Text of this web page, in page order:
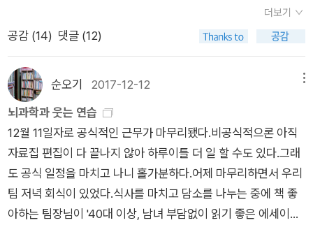
했지만 자알, 심지어 재미나게도 읽혔다. 여러 시에 저자 자신이
나 편역자의 주석이 곁들여져 있어 시를 받아들이기에 편했다. 저
자도 편역자도 절제되어 있고 담담하다. 독자의 이해를 돕는다.
인간의 가장 밑바닥을 경험한 자(레비)의 고백과 그 비슷한 지점
에 닿아본 자(이산하)의 감정 이입이 아름답다. 체 게바라 서거 4
0주년 추모시집 『체 게바라 시집』 은 언제나 민중의 편에 서고자
했던 결연했지만 번민했던 불완전한 인간으로서의 게바라를 볼
수 있는 시집이었다. ​ 3. 안도현 시집 『간절하게 참 철없이』. 『북
항』 『고백』 『아무것도 아닌 것에 대하여』​올해 이산하와 어깨를
견줄 만한 시집이 안도현 시집이었다. 호랑이도 곰도 아니면서 백
일 뒤에 만나요~~~ 라고 짧은 인사를 날리고 사라져버린 syo님
더욱 짙어지는 계절. 빛과 그림자의 어울림이 도드라지는 계절.
빛과 그림자가 바닥을 쳐서 사랑의 무늬를 그려낸다.
토의 나라 소비에트에서 단단한 이야기 거리들을 자그마한 작품
속에 밀도 있게 배치해 길었던 판매금지의 시절을 끝내고 이제 온
인도인을 루슈디 특유의 공갈 협박을 섞어 장황한 거짓말로 만든
진정한 픽션. 서양 역사상 유럽인 가운데 배를 타고 가서 인도를
처음으로 발견한 인간이 바스코 다 가마. 이이가 인도에서 8년 동
안 뿌려놓은 후손이, 안달루시아 마지막 무어 족 왕과 유대인 왕
비 사이의 인도 이주 후손과 연을 맺어, 네 손이 붙은 2배속 아들
무어를 낳았으니, 어찌 살만 루슈디 특유의 거대한 구라 한 판이
없을 수 있겠는가. 2배속이라 하면 다른 사람들보다 딱 두 배 빨
리 인생을 산다는 뜻. 무어를 만들어놓기 전까지 세계사 속에서
속극 켜놓고 간간이 얘기하다 자는 게 전부라고들 했다 자식새끼
들 후다닥 왔다 후다닥 가는 명절 뒤 밤에도 이 별스런 품앗이는
소쩍새 울음처럼 이어지곤 하는데, 구복리댁은 울 큰어매고 청동
댁은 내 친구수열이 어매고한천댁은 울어매다 박성우 시인은 내
게 <아홉 살 마음사전>을 비롯 ‘아홉 살 사전‘ 시리즈로 먼저 알
게 된 작가이다. 초등학교 2학년부터 국어 교과서에는 마음 알기
단원이 등장하는데, 학년이 올라갈수록 상황과 감정의 폭이 넓어
진다. ‘아홉 살 사전‘은 그런 이유로 기획된 시리즈 같다. 내 경우
에는 어휘 습득이 더없이 더딘 아들 때문에 이 시리즈를 몇 권 구
매했다. 나는 출판사의 상술이 대놓고 보이는 책이라 그다지 좋아
하지 않는데, 다행히 아들은 5학년인 지금도 이 사전 시리즈를 이
더보기
공감 (14) 댓글 (12)
순오기 2017-12-12
뇌과학과 웃는 연습
12월 11일자로 공식적인 근무가 마무리됐다.비공식적으론 아직
자료집 편집이 다 끝나지 않아 하루이틀 더 일 할 수도 있다.그래
도 공식 일정을 마치고 나니 홀가분하다.어제 마무리하면서 우리
팀 저녁 회식이 있었다.식사를 마치고 담소를 나누는 중에 책 좋
아하는 팀장님이 '40대 이상, 남녀 부담없이 읽기 좋은 에세이를